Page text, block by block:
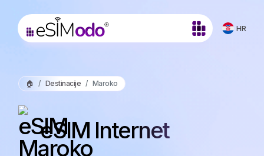
HR
🏠 Destinacije Maroko
eSIM Internet